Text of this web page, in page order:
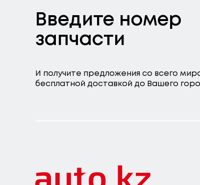
Введите номер
запчасти
И получите предложения со всего
бесплатной доставкой до Вашего